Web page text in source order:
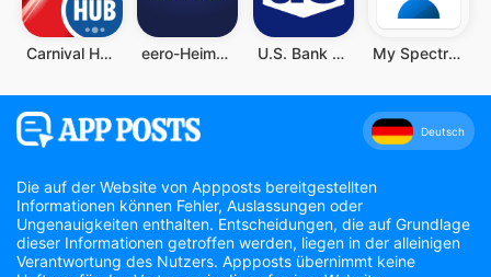
Carnival HUB eero-Heim-WLAN-System U.S. Bank Mobile Banking My Spectrum
Deutsch
Die auf der Website von Appposts bereitgestellten
Informationen können Fehler, Auslassungen oder
Ungenauigkeiten enthalten. Entscheidungen, die auf Grundlage
dieser Informationen getroffen werden, liegen in der alleinigen
Verantwortung des Nutzers. Appposts übernimmt keine